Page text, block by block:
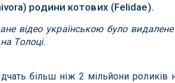
родини котових (Felidae).
відео українською було
Толоці.
більш ніж 2 мільйони роликів